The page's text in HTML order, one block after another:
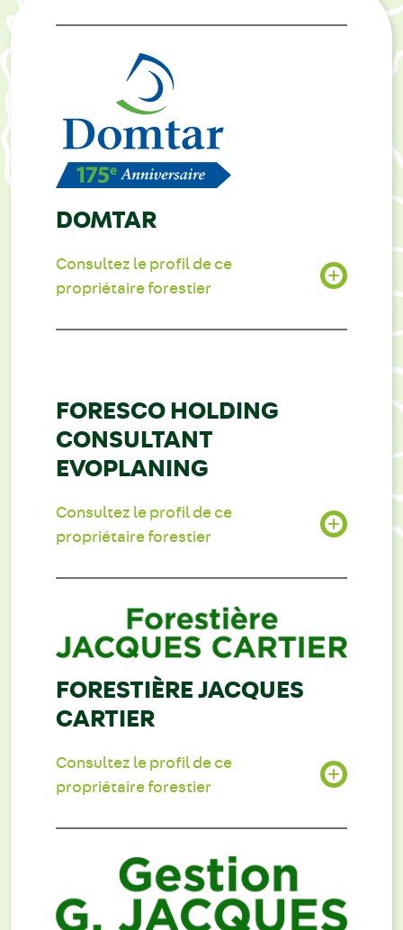
DOMTAR
Consultez le profil de ce
propriétaire forestier
FORESCO HOLDING
CONSULTANT
EVOPLANING
Consultez le profil de ce
propriétaire forestier
FORESTIÈRE JACQUES
CARTIER
Consultez le profil de ce
propriétaire forestier